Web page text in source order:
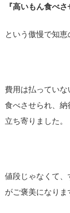
『高いもん食べ
という傲慢で知恵
費用は払ってい
食べさせられ、納
立ち寄りました。
値段じゃなくて
がご褒美になりま